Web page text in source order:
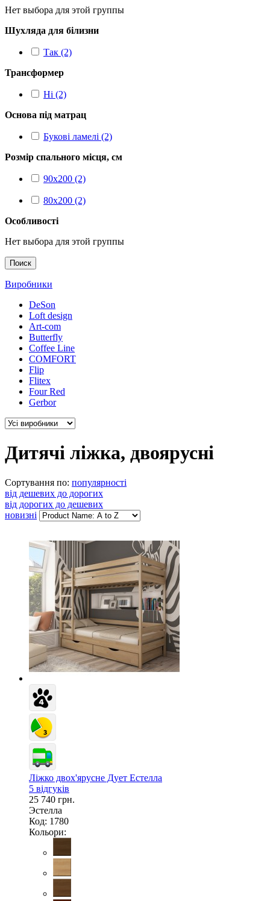
Нет выбора для этой группы
Шухляда для білизни
Так (2)
Трансформер
Ні (2)
Основа під матрац
Букові ламелі (2)
Розмір спального місця, см
90x200 (2)
80x200 (2)
Особливості
Нет выбора для этой группы
Поиск
Виробники
DeSon
Loft design
Art-com
Butterfly
Coffee Line
COMFORT
Flip
Flitex
Four Red
Gerbor
Дитячі ліжка, двоярусні
Сортування по: популярності
від дешевих до дорогих
від дорогих до дешевих
новизні
Ліжко двох'ярусне Дует Естелла
5 відгуків
25 740 грн.
Эстелла
Код: 1780
Кольори: